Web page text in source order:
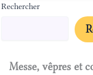
Rechercher
Messe, vêpres et